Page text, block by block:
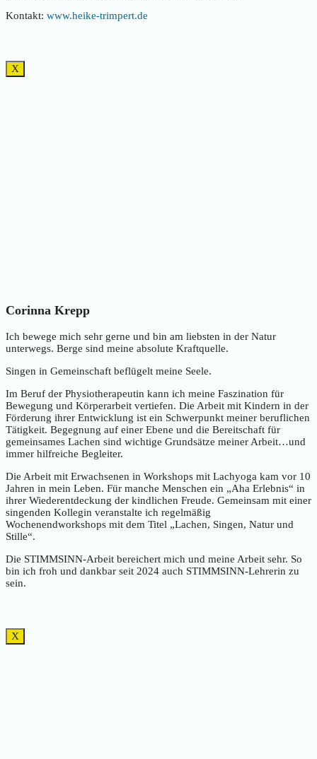
Kontakt: www.heike-trimpert.de
X
Corinna Krepp
Ich bewege mich sehr gerne und bin am liebsten in der Natur
unterwegs. Berge sind meine absolute Kraftquelle.
Singen in Gemeinschaft beflügelt meine Seele.
Im Beruf der Physiotherapeutin kann ich meine Faszination für
Bewegung und Körperarbeit vertiefen. Die Arbeit mit Kindern in der
Förderung ihrer Entwicklung ist ein Schwerpunkt meiner beruflichen
Tätigkeit. Begegnung auf einer Ebene und die Bereitschaft für
gemeinsames Lachen sind wichtige Grundsätze meiner Arbeit…und
immer hilfreiche Begleiter.
Die Arbeit mit Erwachsenen in Workshops mit Lachyoga kam vor 10
Jahren in mein Leben. Für manche Menschen ein „Aha Erlebnis“ in
ihrer Wiederentdeckung der kindlichen Freude. Gemeinsam mit einer
singenden Kollegin veranstalte ich regelmäßig
Wochenendworkshops mit dem Titel „Lachen, Singen, Natur und
Stille“.
Die STIMMSINN-Arbeit bereichert mich und meine Arbeit sehr. So
bin ich froh und dankbar seit 2024 auch STIMMSINN-Lehrerin zu
sein.
X